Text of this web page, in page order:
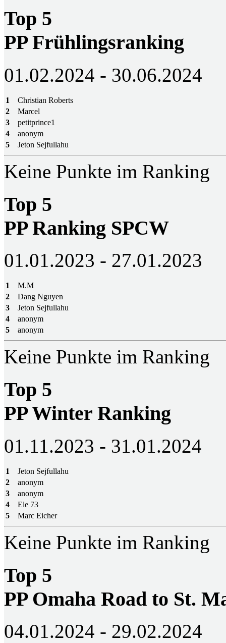
Top 5
PP Frühlingsranking
01.02.2024 - 30.06.2024
1
Christian Roberts
2
Marcel
3
petitprince1
4
anonym
5
Jeton Sejfullahu
Keine Punkte im Ranking
Top 5
PP Ranking SPCW
01.01.2023 - 27.01.2023
1
M.M
2
Dang Nguyen
3
Jeton Sejfullahu
4
anonym
5
anonym
Keine Punkte im Ranking
Top 5
PP Winter Ranking
01.11.2023 - 31.01.2024
1
Jeton Sejfullahu
2
anonym
3
anonym
4
Ele 73
5
Marc Eicher
Keine Punkte im Ranking
Top 5
PP Omaha Road to St.
04.01.2024 - 29.02.2024